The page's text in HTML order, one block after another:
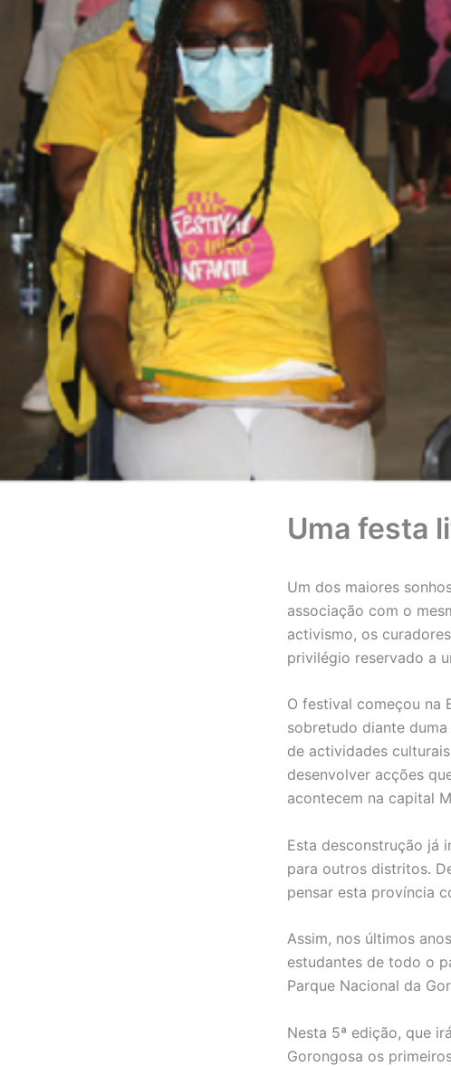
Uma festa
Um dos maiores
associação com o
activismo, os
privilégio reservado a
O festival começou na
sobretudo diante
de actividades
desenvolver acções
acontecem na capital
Esta desconstrução já
para outros distritos.
pensar esta província
Assim, nos últimos
estudantes de todo o
Parque Nacional da
Nesta 5ª edição, que
Gorongosa os